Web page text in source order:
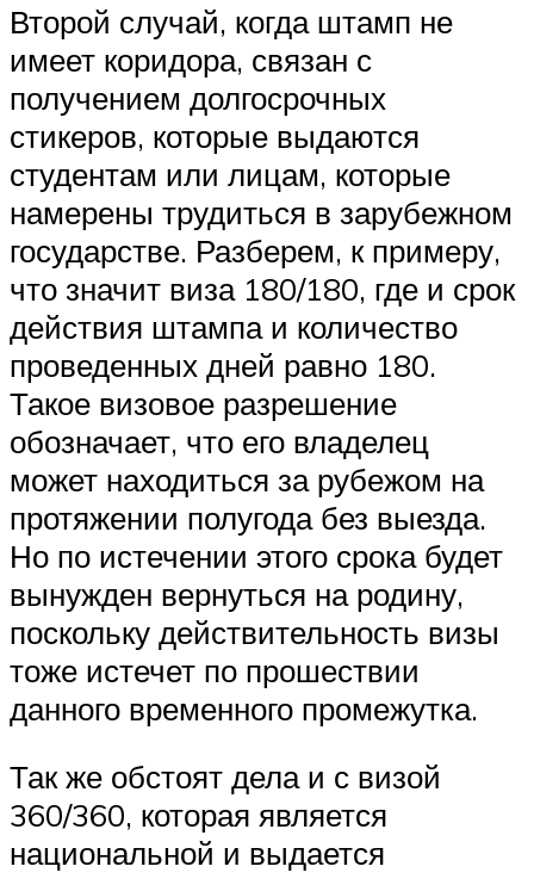
Второй случай, когда штамп не
имеет коридора, связан с
получением долгосрочных
стикеров, которые выдаются
студентам или лицам, которые
намерены трудиться в зарубежном
государстве. Разберем, к примеру,
что значит виза 180/180, где и срок
действия штампа и количество
проведенных дней равно 180.
Такое визовое разрешение
обозначает, что его владелец
может находиться за рубежом на
протяжении полугода без выезда.
Но по истечении этого срока будет
вынужден вернуться на родину,
поскольку действительность визы
тоже истечет по прошествии
данного временного промежутка.
Так же обстоят дела и с визой
360/360, которая является
национальной и выдается